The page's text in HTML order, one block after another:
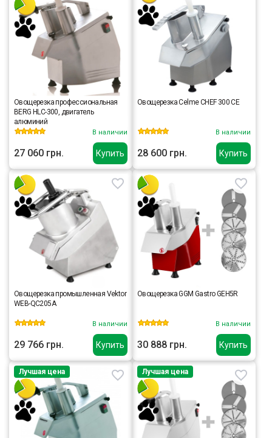
Купить
Овощерезка профессиональная
BERG HLC-300, двигатель
алюминий
В наличии
27 060 грн. Купить
Овощерезка Celme CHEF 300 CE
В наличии
28 600 грн.
Купить
Овощерезка промышленная Vektor
WEB-QC205A
В наличии
29 766 грн. Купить
Овощерезка GGM Gastro GEH5R
В наличии
30 888 грн.
Лучшая цена Лучшая цена